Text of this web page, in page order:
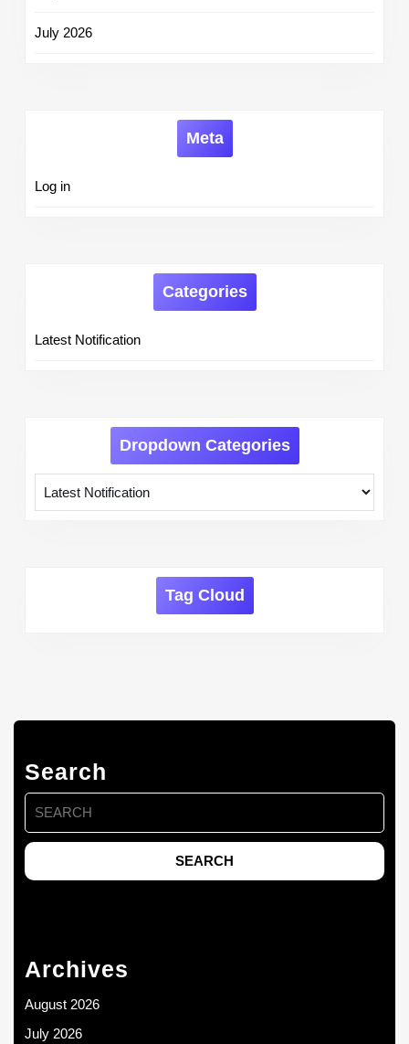
July 2026
Meta
Log in
Categories
Latest Notification
Dropdown Categories
Tag Cloud
Search
Search
for:
Archives
August 2026
July 2026